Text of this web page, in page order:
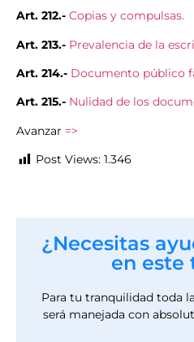
Art. 212.- Copias y compulsas.
Art. 213.- Prevalencia de la
Art. 214.- Documento público
Art. 215.- Nulidad de los
Avanzar =>
Post Views: 1.346
¿Necesitas
en este
Para tu tranquilidad toda
será manejada con